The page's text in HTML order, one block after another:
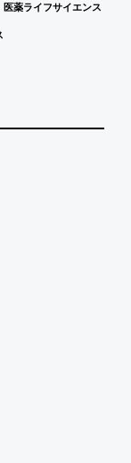
医薬ライフサイエンス